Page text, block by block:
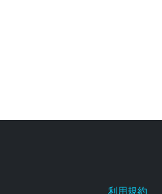
利用規約